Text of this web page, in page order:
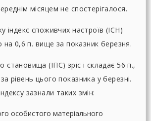
місяцем не спостерігалося.
індекс споживчих настроїв (ІСН)
на 0,6 п. вище за показник березня.
становища (ІПС) зріс і складає 56 п.,
рівень цього показника у березні.
зазнали таких змін:
особистого матеріального